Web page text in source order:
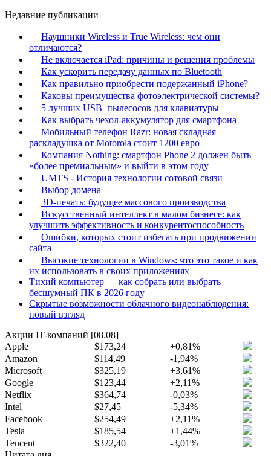
Недавние публикации
Наушники Wireless и True Wireless: чем они
отличаются?
Не включается iPad: причины и решения проблемы
Как ускорить передачу данных по Bluetooth
Как правильно приобрести подержанный iPhone?
Каковы преимущества фотоэлектрической системы?
5 лучших USB–пылесосов для клавиатуры
Как выбрать чехол-аккумулятор для смартфона
Мобильный телефон Razr: новая складная
раскладушка от Motorola стоит 1200 евро
Компания Nothing: смартфон Phone 2 должен быть
«более премиальным» и выйти в этом году
UMTS - История технологии сотовой связи
Выбор домена
3D-печать: будущее массового производства
Искусственный интеллект в малом бизнесе: как
улучшить эффективность и конкурентоспособность
Ошибки, которых стоит избегать при продвижении
сайта
Высокие технологии в Windows: что это такое и как
их использовать в своих приложениях
Тихий компьютер — как собрать или выбрать
бесшумный ПК в 2026 году
Скрытые возможности облачного видеонаблюдения:
новый взгляд
Акции IT-компаний [08.08]
Apple
$173,24
+0,81%
Amazon
$114,49
-1,94%
Microsoft
$325,19
+3,61%
Google
$123,44
+2,11%
Netflix
$364,74
-0,03%
Intel
$27,45
-5,34%
Facebook
$254,49
+2,11%
Tesla
$185,54
+1,44%
Tencent
$322,40
-3,01%